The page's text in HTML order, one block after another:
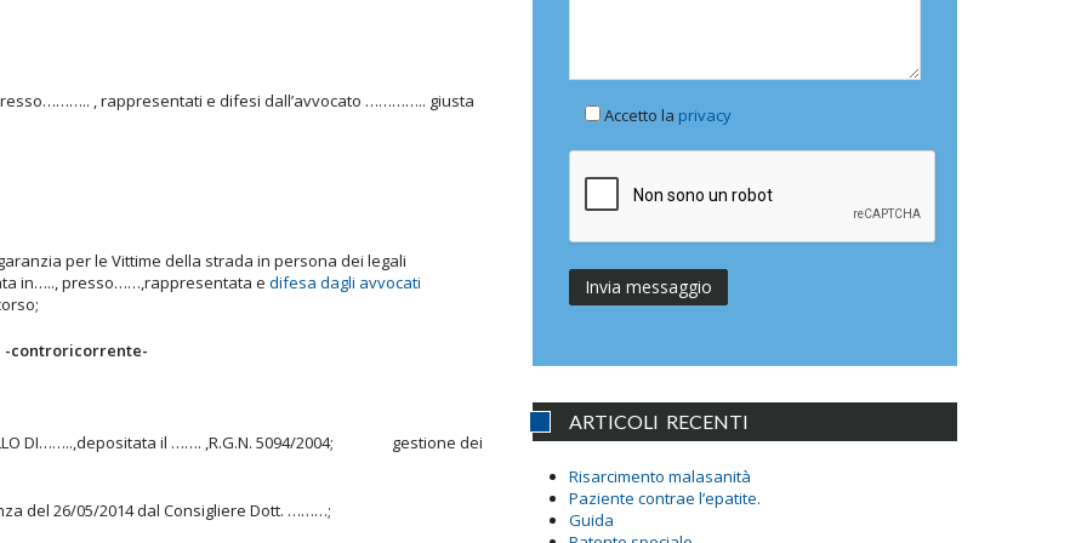
, rappresentati e difesi dall’avvocato ………….. giusta
per le Vittime della strada in persona dei legali
in….., presso……,rappresentata e difesa dagli avvocati
DI……..,depositata il ……. ,R.G.N. 5094/2004; gestione dei
del 26/05/2014 dal Consigliere Dott. ………;
Accetto la privacy
ARTICOLI RECENTI
Risarcimento malasanità
Paziente contrae l’epatite.
Guida